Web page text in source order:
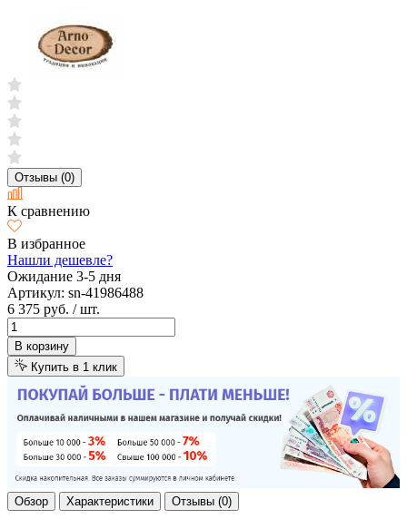
Отзывы (0)
К сравнению
В избранное
Нашли дешевле?
Ожидание 3-5 дня
Артикул: sn-41986488
6 375 руб. / шт.
В корзину
Купить в 1 клик
Обзор Характеристики Отзывы (0)